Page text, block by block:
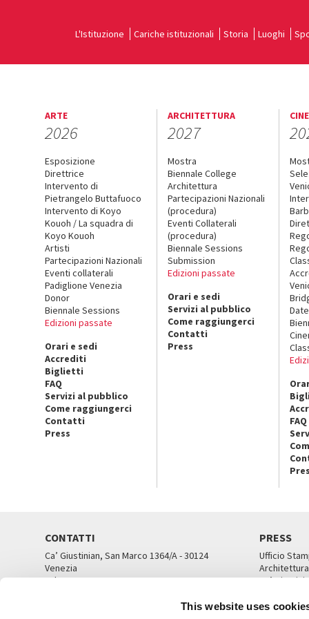
This website uses
L'Istituzione Cariche istituzionali Storia Luoghi
ARTE
2026
Esposizione
Direttrice
Intervento di
Pietrangelo Buttafuoco
Intervento di Koyo
Kouoh / La squadra di
Koyo Kouoh
Artisti
Partecipazioni Nazionali
Eventi collaterali
Padiglione Venezia
Donor
Biennale Sessions
Edizioni passate
Orari e sedi
Accrediti
Biglietti
FAQ
Servizi al pubblico
Come raggiungerci
Contatti
Press
ARCHITETTURA
2027
Mostra
Biennale College
Architettura
Partecipazioni Nazionali
(procedura)
Eventi Collaterali
(procedura)
Biennale Sessions
Submission
Edizioni passate
Orari e sedi
Servizi al pubblico
Come raggiungerci
Contatti
Press
FAQ
CONTATTI
Ca’ Giustinian, San Marco 1364/A - 30124
Venezia
Tel. 041 5218711
PRESS
Ufficio
Architettura
Ca’
UFFICI